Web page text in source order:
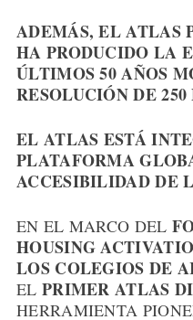
ADEMÁS, EL ATLAS
HA PRODUCIDO LA
ÚLTIMOS 50 AÑOS
RESOLUCIÓN DE 250
EL ATLAS ESTÁ
PLATAFORMA
ACCESIBILIDAD DE
EN EL MARCO DEL
HOUSING
LOS COLEGIOS DE
EL PRIMER ATLAS
HERRAMIENTA